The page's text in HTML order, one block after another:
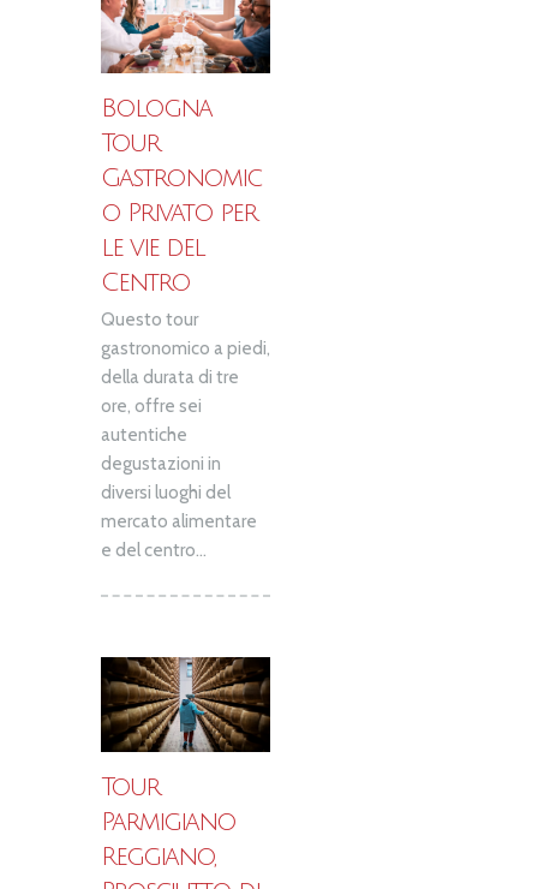
Bologna
Tour
Gastronomic
o Privato per
le vie del
Centro
Questo tour
gastronomico a piedi,
della durata di tre
ore, offre sei
autentiche
degustazioni in
diversi luoghi del
mercato alimentare
e del centro...
Tour
Parmigiano
Reggiano,